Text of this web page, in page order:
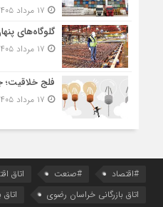
گلوگاه‌های
فلج خلاقیت؛
#اقتصاد #صنعت اتاق
اتاق بازرگانی خراسان رضوی